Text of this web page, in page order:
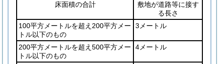
床面積の合計
敷地が道路等に接す
る長さ
100平方メートルを超え200平方メー
トル以下のもの
3メートル
200平方メートルを超え500平方メー
トル以下のもの
4メートル